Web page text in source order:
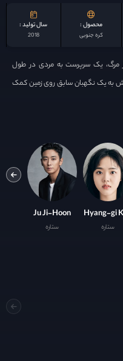
محصول :
کره جنوبی
سال تولید :
2018
زندگی پس از مرگ، یک سرپرست به مردی در طول
به یک نگهبان سابق روی زمین کمک
Hyang-gi
ستاره
Ju Ji-Hoon
ستاره